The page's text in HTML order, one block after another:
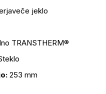
jeklo
TRANSTHERM®
253 mm